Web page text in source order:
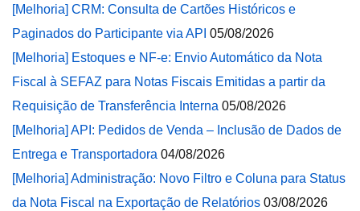
[Melhoria] CRM: Consulta de Cartões Históricos e
Paginados do Participante via API 05/08/2026
[Melhoria] Estoques e NF-e: Envio Automático da Nota
Fiscal à SEFAZ para Notas Fiscais Emitidas a partir da
Requisição de Transferência Interna 05/08/2026
[Melhoria] API: Pedidos de Venda – Inclusão de Dados de
Entrega e Transportadora 04/08/2026
[Melhoria] Administração: Novo Filtro e Coluna para Status
da Nota Fiscal na Exportação de Relatórios 03/08/2026